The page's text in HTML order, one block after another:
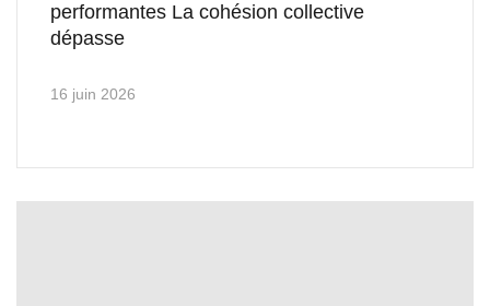
performantes La cohésion collective
dépasse
16 juin 2026